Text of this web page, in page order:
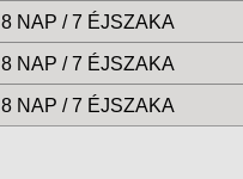
8 NAP / 7 ÉJSZAKA
8 NAP / 7 ÉJSZAKA
8 NAP / 7 ÉJSZAKA